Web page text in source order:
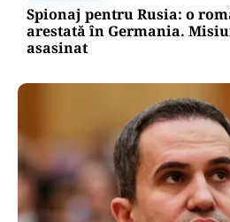
Spionaj pentru Rusia: o
arestată în Germania.
asasinat